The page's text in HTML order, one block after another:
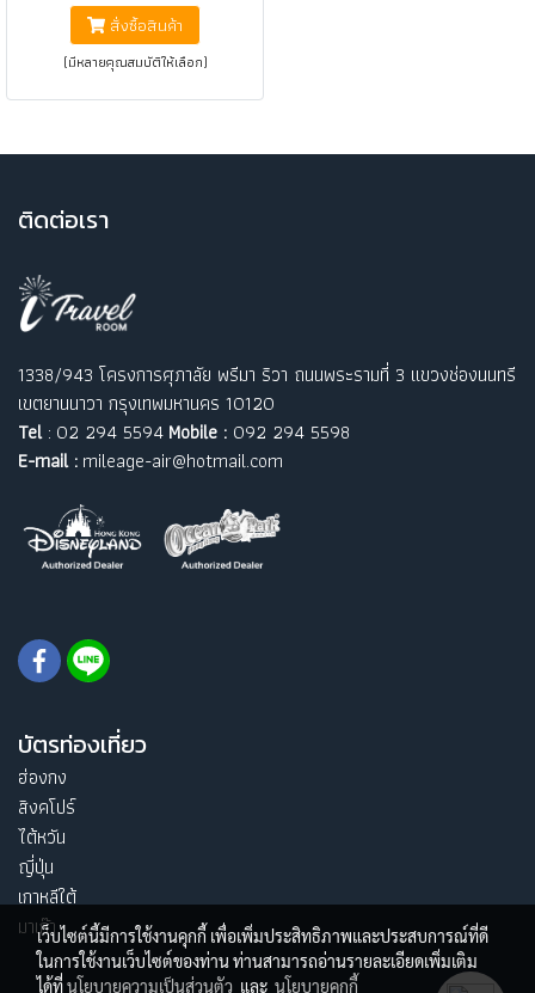
สั่งซื้อสินค้า
(มีหลายคุณสมบัติให้เลือก)
ติดต่อเรา
1338/943 โครงการศุภาลัย พรีมา ริวา ถนนพระรามที่ 3 แขวงช่องนนทรี
เขตยานนาวา กรุงเทพมหานคร 10120
Tel: 02 294 5594 Mobile : 092 294 5598
E-mail : mileage-air@hotmail.com
บัตรท่องเที่ยว
ฮ่องกง
สิงคโปร์
ไต้หวัน
ญี่ปุ่น
เกาหลีใต้
มาเก๊าเว็บไซต์นี้มีการใช้งานคุกกี้ เพื่อเพิ่มประสิทธิภาพและประสบการณ์ที่ดี
ในการใช้งานเว็บไซต์ของท่าน ท่านสามารถอ่านรายละเอียดเพิ่มเติม
ได้ที่นโยบายความเป็นส่วนตัว และ นโยบายคุกกี้